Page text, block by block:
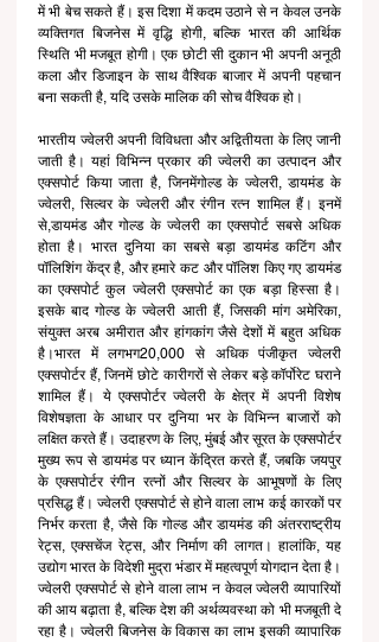
में भी बेच सकते हैं। इस दिशा में कदम उठाने से न केवल उनके
व्यक्तिगत बिजनेस में वृद्धि होगी, बल्कि भारत की आर्थिक
स्थिति भी मजबूत होगी। एक छोटी सी दुकान भी अपनी अनूठी
कला और डिजाइन के साथ वैश्विक बाजार में अपनी पहचान
बना सकती है, यदि उसके मालिक की सोच वैश्विक हो।
भारतीय ज्वेलरी अपनी विविधता और अद्वितीयता के लिए जानी
जाती है। यहां विभिन्न प्रकार की ज्वेलरी का उत्पादन और
एक्सपोर्ट किया जाता है, जिनमेंगोल्ड के ज्वेलरी, डायमंड के
ज्वेलरी, सिल्वर के ज्वेलरी और रंगीन रत्न शामिल हैं। इनमें
से,डायमंड और गोल्ड के ज्वेलरी का एक्सपोर्ट सबसे अधिक
होता है। भारत दुनिया का सबसे बड़ा डायमंड कटिंग और
पॉलिशिंग केंद्र है, और हमारे कट और पॉलिश किए गए डायमंड
का एक्सपोर्ट कुल ज्वेलरी एक्सपोर्ट का एक बड़ा हिस्सा है।
इसके बाद गोल्ड के ज्वेलरी आती हैं, जिसकी मांग अमेरिका,
संयुक्त अरब अमीरात और हांगकांग जैसे देशों में बहुत अधिक
है।भारत में लगभग20,000 से अधिक पंजीकृत ज्वेलरी
एक्सपोर्टर हैं, जिनमें छोटे कारीगरों से लेकर बड़े कॉर्पोरेट घराने
शामिल हैं। ये एक्सपोर्टर ज्वेलरी के क्षेत्र में अपनी विशेष
विशेषज्ञता के आधार पर दुनिया भर के विभिन्न बाजारों को
लक्षित करते हैं। उदाहरण के लिए, मुंबई और सूरत के एक्सपोर्टर
मुख्य रूप से डायमंड पर ध्यान केंद्रित करते हैं, जबकि जयपुर
के एक्सपोर्टर रंगीन रत्नों और सिल्वर के आभूषणों के लिए
प्रसिद्ध हैं। ज्वेलरी एक्सपोर्ट से होने वाला लाभ कई कारकों पर
निर्भर करता है, जैसे कि गोल्ड और डायमंड की अंतरराष्ट्रीय
रेट्स, एक्सचेंज रेट्स, और निर्माण की लागत। हालांकि, यह
उद्योग भारत के विदेशी मुद्रा भंडार में महत्वपूर्ण योगदान देता है।
ज्वेलरी एक्सपोर्ट से होने वाला लाभ न केवल ज्वेलरी व्यापारियों
की आय बढ़ाता है, बल्कि देश की अर्थव्यवस्था को भी मजबूती दे
रहा है। ज्वेलरी बिजनेस के विकास का लाभ इसकी व्यापारिक